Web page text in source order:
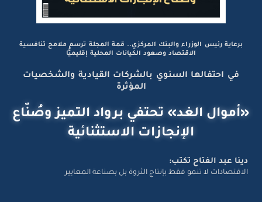
برعاية رئيس الوزراء والبنك المركزي.. قمة المجلة ترسم ملامح تنافسية
الاقتصاد وصعود الكيانات المحلية إقليميًّا
في احتفالها السنوي بالشركات القيادية والشخصيات
المؤثرة
«أموال الغد» تحتفي برواد التميز وصُنّاع
الإنجازات الاستثنائية
دينا عبد الفتاح تكتب:
الاقتصادات لا تنمو فقط بإنتاج الثروة بل بصناعة المعايير